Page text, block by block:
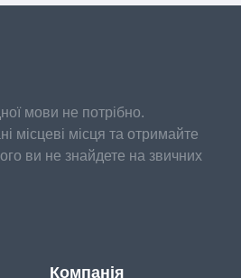
мови не потрібно.
місцеві місця та отримайте
ви не знайдете на звичних
Компанія